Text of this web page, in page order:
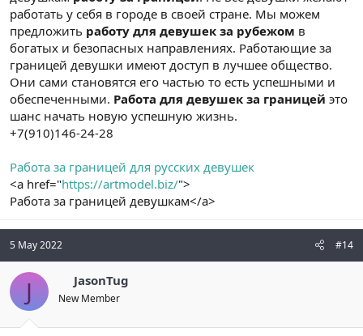
работать у себя в городе в своей стране. Мы можем
предложить работу для девушек за рубежом в
богатых и безопасных направлениях. Работающие за
границей девушки имеют доступ в лучшее общество.
Они сами становятся его частью то есть успешными и
обеспеченными. Работа для девушек за границей это
шанс начать новую успешную жизнь.
+7(910)146-24-28
Работа за границей для русских девушек
<a href="https://artmodel.biz/">
Работа за границей девушкам</a>
5 May 2022 #14
J JasonTug
New Member